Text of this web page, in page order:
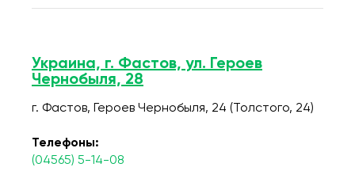
Украина, г. Фастов, ул. Героев
Чернобыля, 28
г. Фастов, Героев Чернобыля, 24 (Толстого, 24)
Телефоны:
(04565) 5-14-08